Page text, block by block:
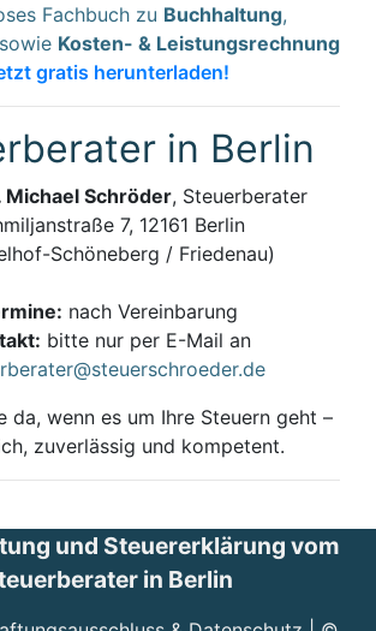
Fachbuch zu Buchhaltung,
Kosten- & Leistungsrechnung
gratis herunterladen!
in Berlin
Michael Schröder, Steuerberater
7, 12161 Berlin
Schöneberg / Friedenau)
nach Vereinbarung
bitte nur per E-Mail an
da, wenn es um Ihre Steuern geht –
zuverlässig und kompetent.
und Steuererklärung vom
in Berlin